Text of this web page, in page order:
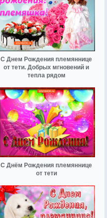
С Днем Рождения племяннице
от тети. Добрых мгновений и
тепла рядом
С Днём Рождения племяннице
от тети